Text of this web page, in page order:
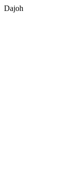
Dajoh